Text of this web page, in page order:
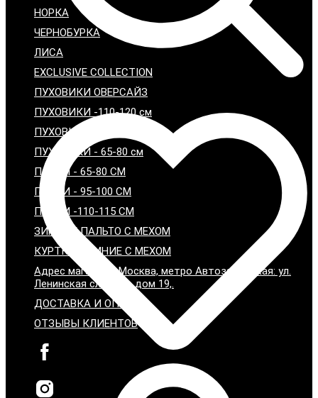
НОРКА
ЧЕРНОБУРКА
ЛИСА
EXCLUSIVE COLLECTION
ПУХОВИКИ ОВЕРСАЙЗ
ПУХОВИКИ -110-120 см
ПУХОВИКИ - 95-100 см
ПУХОВИКИ - 65-80 см
ПАРКИ - 65-80 СМ
ПАРКИ - 95-100 СМ
ПАРКИ -110-115 СМ
ЗИМНИЕ ПАЛЬТО С МЕХОМ
КУРТКИ ЗИМНИЕ С МЕХОМ
Адрес магазина: Москва, метро Автозаводская: ул.
Ленинская слобода дом 19,.
ДОСТАВКА И ОПЛАТА
ОТЗЫВЫ КЛИЕНТОВ